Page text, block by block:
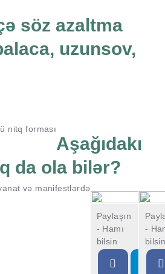
söz azaltma
uzunsov,
nitq forması
Aşağıdakı
da ola bilər?
və manifestlərdə
Paylaşın
- Hamı
bilsin
-
bilsin